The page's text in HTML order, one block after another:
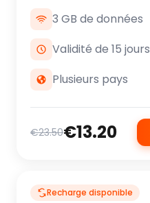
3 GB de données
Validité de 15 jours
Plusieurs pays
€23.50€13.20
Recharge disponible